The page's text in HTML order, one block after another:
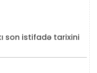
son istifadə tarixini